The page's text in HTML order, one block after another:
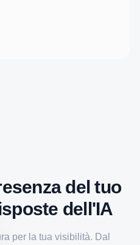
del tuo
dell'IA
per la tua visibilità. Dal